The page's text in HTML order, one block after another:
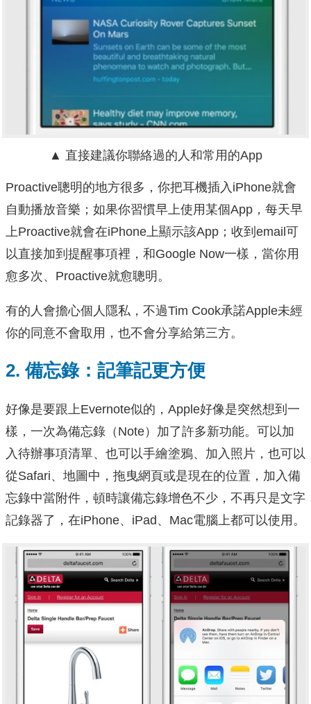
▲ 直接建議你聯絡過的人和常用的App
Proactive聰明的地方很多，你把耳機插入iPhone就會
自動播放音樂；如果你習慣早上使用某個App，每天早
上Proactive就會在iPhone上顯示該App；收到email可
以直接加到提醒事項裡，和Google Now一樣，當你用
愈多次、Proactive就愈聰明。
有的人會擔心個人隱私，不過Tim Cook承諾Apple未經
你的同意不會取用，也不會分享給第三方。
2. 備忘錄：記筆記更方便
好像是要跟上Evernote似的，Apple好像是突然想到一
樣，一次為備忘錄（Note）加了許多新功能。可以加
入待辦事項清單、也可以手繪塗鴉、加入照片，也可以
從Safari、地圖中，拖曳網頁或是現在的位置，加入備
忘錄中當附件，頓時讓備忘錄增色不少，不再只是文字
記錄器了，在iPhone、iPad、Mac電腦上都可以使用。